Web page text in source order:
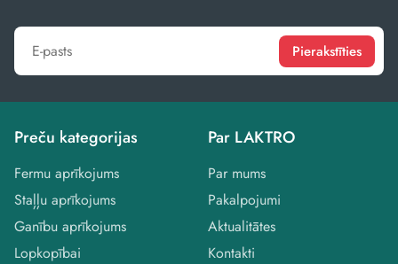
Pierakstīties
Preču kategorijas
Fermu aprīkojums
Staļļu aprīkojums
Ganību aprīkojums
Lopkopībai
Par LAKTRO
Par mums
Pakalpojumi
Aktualitātes
Kontakti